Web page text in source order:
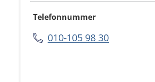
Telefonnummer
010-105 98 30